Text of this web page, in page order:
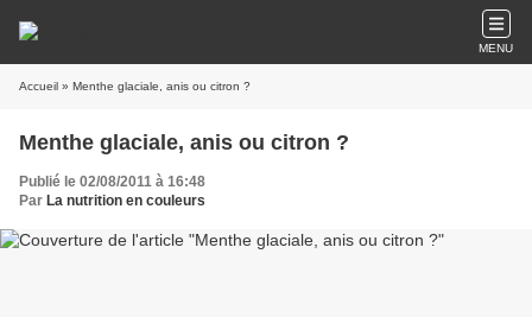
MENU
Accueil » Menthe glaciale, anis ou citron ?
Menthe glaciale, anis ou citron ?
Publié le 02/08/2011 à 16:48
Par La nutrition en couleurs